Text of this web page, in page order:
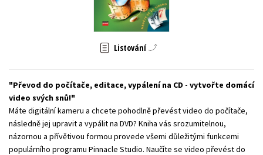
Zahraniční literatura
Všechny tituly
Listování
Převod do počítače, editace, vypálení na CD - vytvořte domácí
video svých snů!
Máte digitální kameru a chcete pohodlně převést video do počítače,
následně jej upravit a vypálit na DVD? Kniha vás srozumitelnou,
názornou a přívětivou formou provede všemi důležitými funkcemi
populárního programu Pinnacle Studio. Naučíte se video převést do